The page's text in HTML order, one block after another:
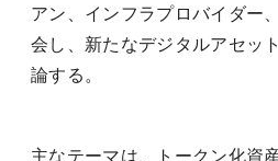
アン、インフラプロバイダー
会し、新たなデジタルアセッ
論する。
主なテーマは、トークン化資